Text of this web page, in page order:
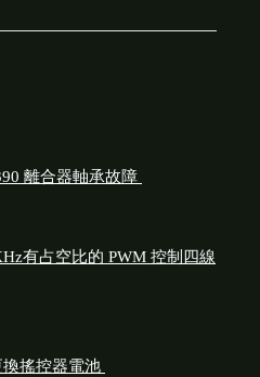
離合器軸承故障
有占空比的 PWM 控制四線
換搖控器電池